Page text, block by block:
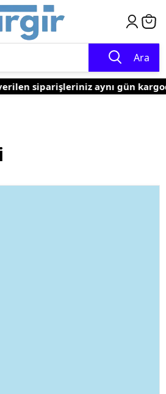
Ara
siparişleriniz aynı gün